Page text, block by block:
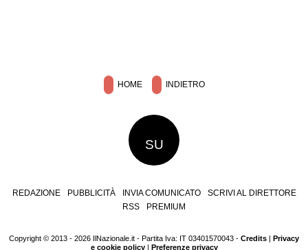
HOME INDIETRO
SU
REDAZIONE PUBBLICITÀ INVIA COMUNICATO
SCRIVI AL DIRETTORE
RSS
PREMIUM
Copyright © 2013 - 2026 IlNazionale.it - Partita Iva: IT 03401570043 - Credits
Privacy
e cookie policy| Preferenze privacy